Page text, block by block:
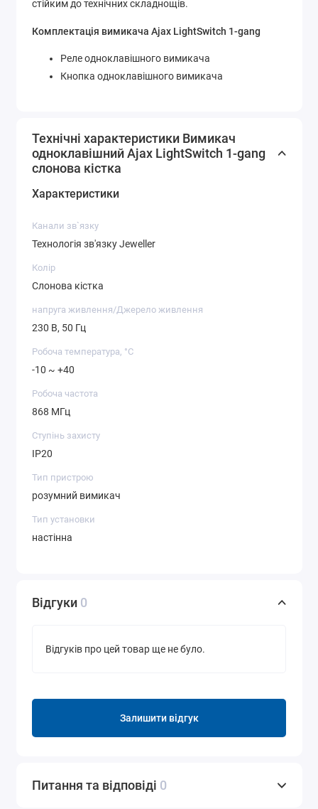
стійким до технічних складнощів.
Комплектація вимикача Ajax LightSwitch 1-gang
Реле одноклавішного вимикача
Кнопка одноклавішного вимикача
Технічні характеристики Вимикач
одноклавішний Ajax LightSwitch 1-gang
слонова кістка
Характеристики
Канали зв`язку
Технологія зв'язку Jeweller
Колір
Слонова кістка
напруга живлення/Джерело живлення
230 В, 50 Гц
Робоча температура, °C
-10 ~ +40
Робоча частота
868 МГц
Ступінь захисту
IP20
Тип пристрою
розумний вимикач
Тип установки
настінна
Відгуки 0
Відгуків про цей товар ще не було.
Залишити відгук
Питання та відповіді 0